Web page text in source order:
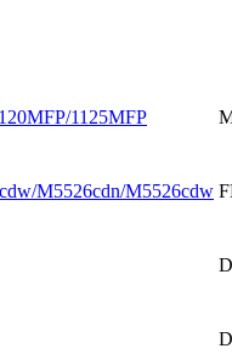
1125MFP
M5526cdn/M5526cdw